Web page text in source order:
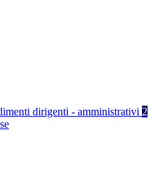
dirigenti - amministrativi 2